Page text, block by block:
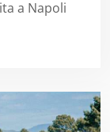
a Napoli